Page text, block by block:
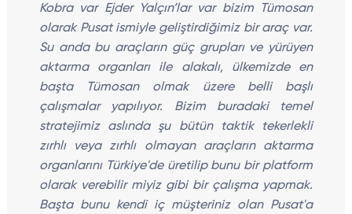
Kobra var Ejder Yalçın’lar var bizim Tümosan
olarak Pusat ismiyle geliştirdiğimiz bir araç var.
Su anda bu araçların güç grupları ve yürüyen
aktarma organları ile alakalı, ülkemizde en
başta Tümosan olmak üzere belli başlı
çalışmalar yapılıyor. Bizim buradaki temel
stratejimiz aslında şu bütün taktik tekerlekli
zırhlı veya zırhlı olmayan araçların aktarma
organlarını Türkiye'de üretilip bunu bir platform
olarak verebilir miyiz gibi bir çalışma yapmak.
Başta bunu kendi iç müşteriniz olan Pusat'a